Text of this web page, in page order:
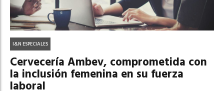
I&N ESPECIALES
Cervecería Ambev, comprometida con
la inclusión femenina en su fuerza
laboral